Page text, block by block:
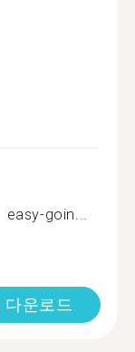
goin...
다운로드